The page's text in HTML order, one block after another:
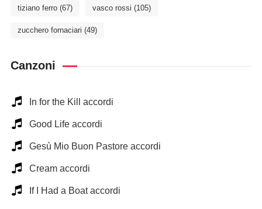
tiziano ferro(67) vasco rossi (105)
zucchero fornaciari (49)
Canzoni
In for the Kill accordi
Good Life accordi
Gesù Mio Buon Pastore accordi
Cream accordi
If I Had a Boat accordi